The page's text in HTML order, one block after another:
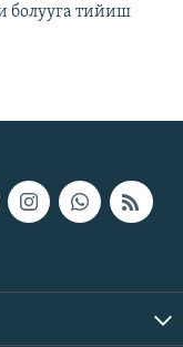
болууга тийиш